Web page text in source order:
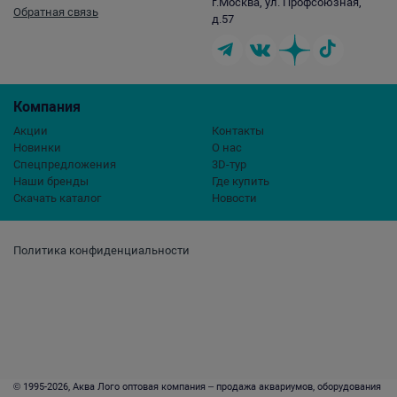
Политика конфиденциальности
Компания
Акции
Новинки
Спецпредложения
Наши бренды
Скачать каталог
Контакты
О нас
3D-тур
Где купить
Новости
Обратная связь
д.57
© 1995-2026, Аква Лого оптовая компания – продажа аквариумов, оборудования